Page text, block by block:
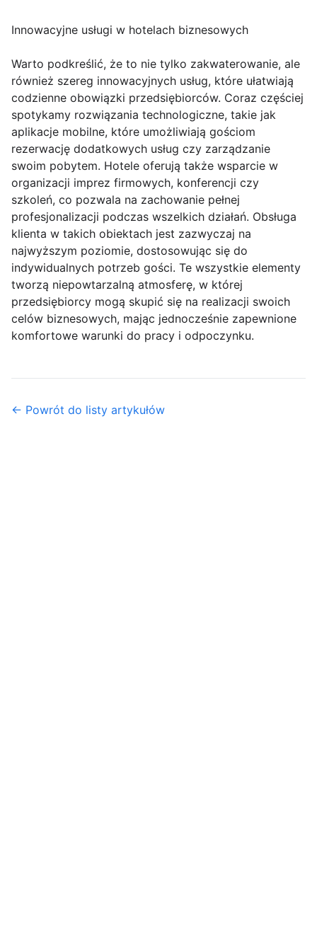
Innowacyjne usługi w hotelach biznesowych
Warto podkreślić, że to nie tylko zakwaterowanie, ale
również szereg innowacyjnych usług, które ułatwiają
codzienne obowiązki przedsiębiorców. Coraz częściej
spotykamy rozwiązania technologiczne, takie jak
aplikacje mobilne, które umożliwiają gościom
rezerwację dodatkowych usług czy zarządzanie
swoim pobytem. Hotele oferują także wsparcie w
organizacji imprez firmowych, konferencji czy
szkoleń, co pozwala na zachowanie pełnej
profesjonalizacji podczas wszelkich działań. Obsługa
klienta w takich obiektach jest zazwyczaj na
najwyższym poziomie, dostosowując się do
indywidualnych potrzeb gości. Te wszystkie elementy
tworzą niepowtarzalną atmosferę, w której
przedsiębiorcy mogą skupić się na realizacji swoich
celów biznesowych, mając jednocześnie zapewnione
komfortowe warunki do pracy i odpoczynku.
← Powrót do listy artykułów